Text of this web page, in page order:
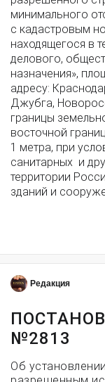
минимального
с кадастровым
находящегося в
делового,
назначения»,
адресу:
Джубга,
границы
восточной
1 метра, при
санитарных и
территории
зданий и
Редакция
№2813
Об